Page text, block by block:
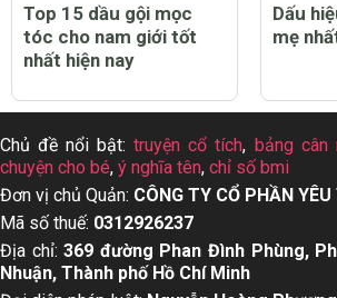
Top 15 dầu gội mọc
tóc cho nam giới tốt
nhất hiện nay
Dấu
mẹ
Chủ đề nổi bật:truyện cổ tích, bảng cân
chuyện cho bé, ý nghĩa tên, chỉ số bmi
Đơn vị chủ Quản: CÔNG TY CỔ PHẦN YÊU
Mã số thuế: 0312926237
Địa chỉ:369 đường Phan Đình Phùng,
Nhuận, Thành phố Hồ Chí Minh